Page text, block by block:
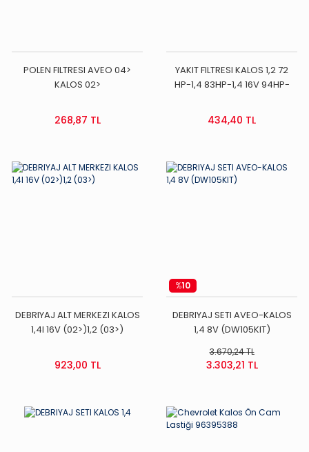
POLEN FILTRESI AVEO 04>
KALOS 02>
268,87 TL
YAKIT FILTRESI KALOS 1,2 72
HP-1,4 83HP-1,4 16V 94HP-
90HP-REZZO-SPARK
434,40 TL
DEBRIYAJ ALT MERKEZI KALOS
1,4I 16V (02>)1,2 (03>)
923,00 TL
%10
DEBRIYAJ SETI AVEO-KALOS
1,4 8V (DW105KIT)
3.670,24 TL
3.303,21 TL